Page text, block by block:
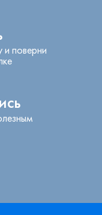
и поверни